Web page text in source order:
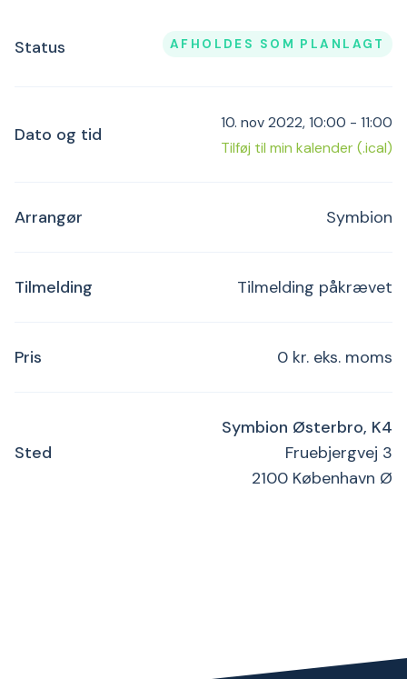
Status AFHOLDES SOM PLANLAGT
Dato og tid
10. nov 2022, 10:00 - 11:00
Tilføj til min kalender (.ical)
Arrangør Symbion
Tilmelding Tilmelding påkrævet
Pris 0 kr. eks. moms
Sted
Symbion Østerbro, K4
Fruebjergvej 3
2100 København Ø